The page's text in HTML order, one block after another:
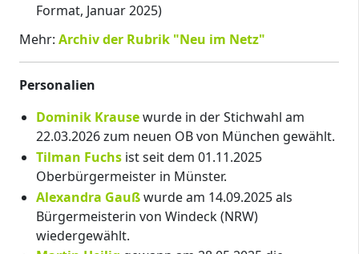
Format, Januar 2025)
Mehr: Archiv der Rubrik "Neu im Netz"
Personalien
Dominik Krausewurde in der Stichwahl am
22.03.2026 zum neuen OB von München gewählt.
Tilman Fuchsist seit dem 01.11.2025
Oberbürgermeister in Münster.
Alexandra Gaußwurde am 14.09.2025 als
Bürgermeisterin von Windeck (NRW)
wiedergewählt.